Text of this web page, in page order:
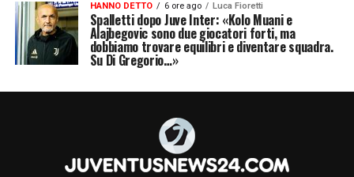
HANNO DETTO 6 ore ago Luca Fioretti
Spalletti dopo Juve Inter: «Kolo Muani e
Alajbegovic sono due giocatori forti, ma
dobbiamo trovare equilibri e diventare squadra.
Su Di Gregorio…»